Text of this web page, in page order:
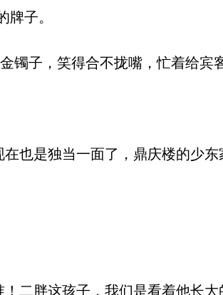
子。
子，笑得合不拢嘴，忙着给宾
也是独当一面了，鼎庆楼的少东
二胖这孩子，我们是看着他长大